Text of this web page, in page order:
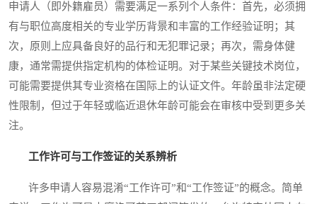
申请人（即外籍雇员）需要满足一系列个人条件：首先，必须拥
有与职位高度相关的专业学历背景和丰富的工作经验证明；其
次，原则上应具备良好的品行和无犯罪记录；再次，需身体健
康，通常需提供指定机构的体检证明。对于某些关键技术岗位，
可能需要提供其专业资格在国际上的认证文件。年龄虽非法定硬
性限制，但过于年轻或临近退休年龄可能会在审核中受到更多关
注。
工作许可与工作签证的关系辨析
许多申请人容易混淆“工作许可”和“工作签证”的概念。简单